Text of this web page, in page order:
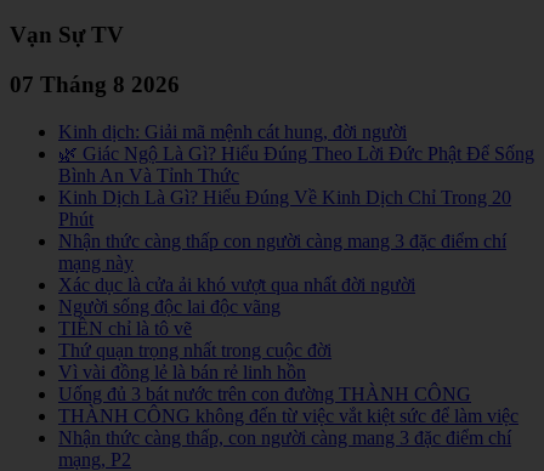
Vạn Sự TV
07 Tháng 8 2026
Kinh dịch: Giải mã mệnh cát hung, đời người
🌿 Giác Ngộ Là Gì? Hiểu Đúng Theo Lời Đức Phật Để Sống
Bình An Và Tỉnh Thức
Kinh Dịch Là Gì? Hiểu Đúng Về Kinh Dịch Chỉ Trong 20
Phút
Nhận thức càng thấp con người càng mang 3 đặc điểm chí
mạng này
Xác dục là cửa ải khó vượt qua nhất đời người
Người sống độc lai độc vãng
TIỀN chỉ là tô vẽ
Thứ quạn trọng nhất trong cuộc đời
Vì vài đồng lẻ là bán rẻ linh hồn
Uống đủ 3 bát nước trên con đường THÀNH CÔNG
THÀNH CÔNG không đến từ việc vắt kiệt sức để làm việc
Nhận thức càng thấp, con người càng mang 3 đặc điểm chí
mạng, P2